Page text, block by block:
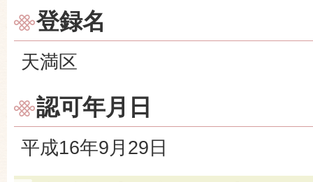
登録名
天満区
認可年月日
平成16年9月29日